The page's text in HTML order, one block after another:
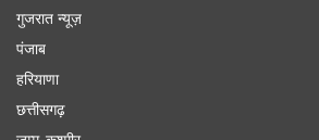
गुजरात न्यूज़
पंजाब
हरियाणा
छत्तीसगढ़